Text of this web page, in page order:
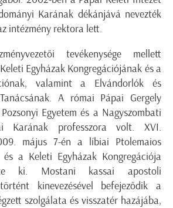
Karának dékánjává nevezték
intézmény rektora lett.
tevékenysége mellett
Egyházak Kongregációjának és a
valamint a Elvándorlók és
A római Pápai Gergely
Egyetem és a Nagyszombati
Karának professzora volt. XVI.
május 7-én a líbiai Ptolemaios
és a Keleti Egyházak Kongregációja
ki. Mostani kassai apostoli
kinevezésével befejeződik a
szolgálata és visszatér hazájába,